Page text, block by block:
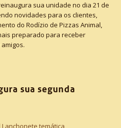
sua unidade no dia 21 de
novidades para os clientes,
do Rodízio de Pizzas Animal,
preparado para receber
sua segunda
Lanchonete temática